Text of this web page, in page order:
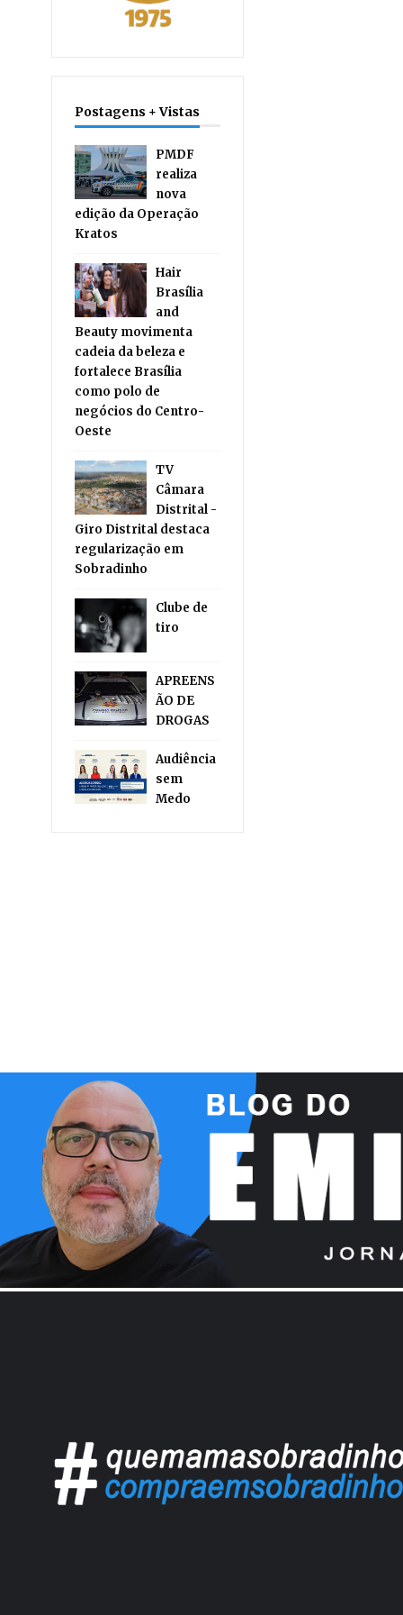
Postagens + Vistas
PMDF
realiza
nova
edição da Operação
Kratos
Hair
Brasília
and
Beauty movimenta
cadeia da beleza e
fortalece Brasília
como polo de
negócios do Centro-
Oeste
TV
Câmara
Distrital -
Giro Distrital destaca
regularização em
Sobradinho
Clube de
tiro
APREENS
ÃO DE
DROGAS
Audiência
sem
Medo